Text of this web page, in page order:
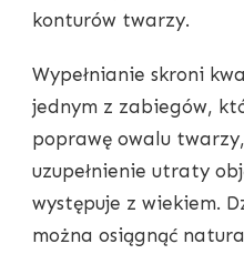
konturów twarzy.
Wypełnianie skroni
jednym z zabiegów,
poprawę owalu
uzupełnienie utraty
występuje z wiekiem.
można osiągnąć